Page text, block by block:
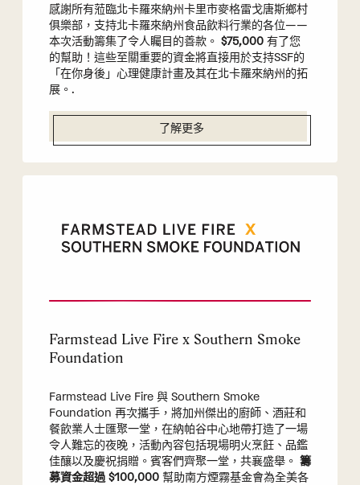
感謝所有蒞臨北卡羅來納州卡里市麥格雷戈唐斯鄉村
俱樂部，支持北卡羅來納州食品飲料行業的各位——
本次活動籌集了令人矚目的善款。 $75,000 有了您
的幫助！這些至關重要的資金將直接用於支持SSF的
「在你身後」心理健康計畫及其在北卡羅來納州的拓
展。.
了解更多
Farmstead Live Fire x Southern Smoke
Foundation
Farmstead Live Fire 與 Southern Smoke
Foundation 再次攜手，將加州傑出的廚師、酒莊和
餐飲業人士匯聚一堂，在納帕谷中心地帶打造了一場
令人難忘的夜晚，活動內容包括現場明火烹飪、品鑑
佳釀以及慶祝捐贈。賓客們齊聚一堂，共襄盛舉。 籌
募資金超過 $100,000幫助南方煙霧基金會為全美各